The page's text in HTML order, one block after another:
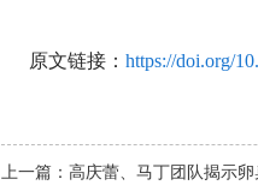
原文链接： https://doi.org/
上一篇： 高庆蕾、马丁团队揭示